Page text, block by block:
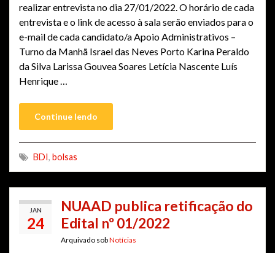
realizar entrevista no dia 27/01/2022. O horário de cada
entrevista e o link de acesso à sala serão enviados para o
e-mail de cada candidato/a Apoio Administrativos –
Turno da Manhã Israel das Neves Porto Karina Peraldo
da Silva Larissa Gouvea Soares Letícia Nascente Luís
Henrique …
Continue lendo
BDI, bolsas
JAN
24
NUAAD publica retificação do
Edital nº 01/2022
Arquivado sobNotícias